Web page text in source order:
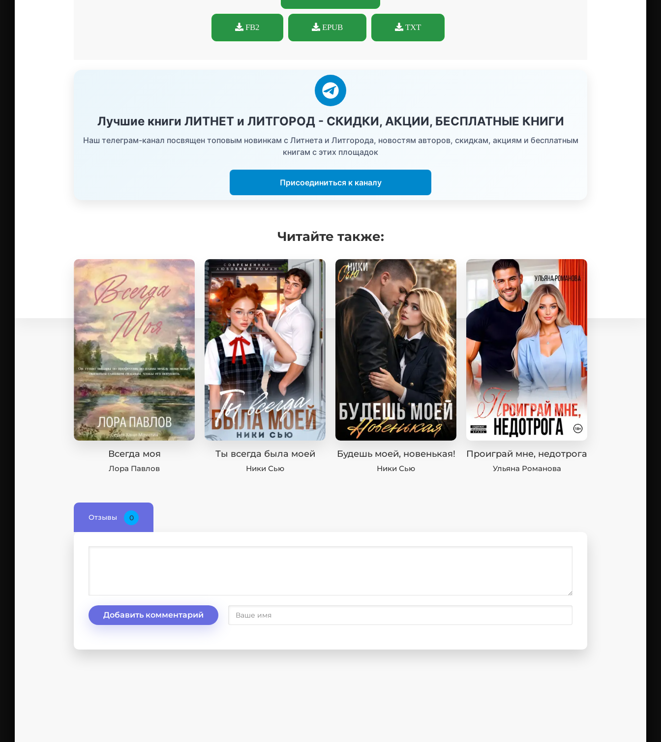
FB2 EPUB TXT
Лучшие книги ЛИТНЕТ и ЛИТГОРОД - СКИДКИ, АКЦИИ, БЕСПЛАТНЫЕ КНИГИ
Наш телеграм-канал посвящен топовым новинкам с Литнета и Литгорода, новостям авторов, скидкам, акциям и бесплатным
книгам с этих площадок
Присоединиться к каналу
Читайте также:
Всегда моя
Лора Павлов
Ты всегда была моей
Ники Сью
Будешь моей, новенькая!
Ники Сью
Проиграй мне, недотрога
Ульяна Романова
Отзывы 0
Добавить комментарий